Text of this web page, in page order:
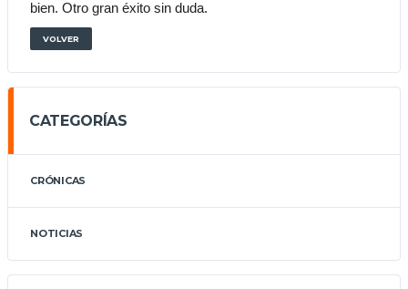
bien. Otro gran éxito sin duda.
VOLVER
CATEGORÍAS
CRÓNICAS
NOTICIAS